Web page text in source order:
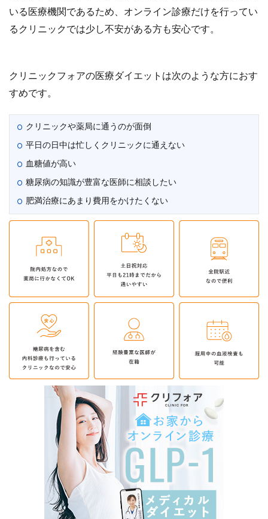
いる医療機関であるため、オンライン診療だけを行ってい
るクリニックでは少し不安がある方も安心です。
クリニックフォアの医療ダイエットは次のような方におす
すめです。
クリニックや薬局に通うのが面倒
平日の日中は忙しくクリニックに通えない
血糖値が高い
糖尿病の知識が豊富な医師に相談したい
肥満治療にあまり費用をかけたくない